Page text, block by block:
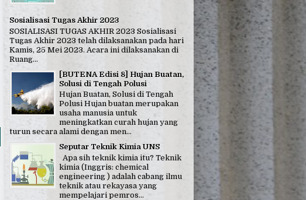
Sosialisasi Tugas Akhir 2023
SOSIALISASI TUGAS AKHIR 2023 Sosialisasi
Tugas Akhir 2023 telah dilaksanakan pada hari
Kamis, 25 Mei 2023. Acara ini dilaksanakan di
Ruang...
[BUTENA Edisi 8] Hujan Buatan,
Solusi di Tengah Polusi
Hujan Buatan, Solusi di Tengah
Polusi Hujan buatan merupakan
usaha manusia untuk
meningkatkan curah hujan yang
turun secara alami dengan men...
Seputar Teknik Kimia UNS
Apa sih teknik kimia itu? Teknik
kimia (Inggris: chemical
engineering ) adalah cabang ilmu
teknik atau rekayasa yang
mempelajari pemros...